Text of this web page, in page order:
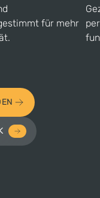
für mehr